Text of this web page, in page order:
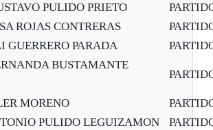
PULIDO PRIETO
ROJAS CONTRERAS
GUERRERO PARADA
BUSTAMANTE
MORENO
PULIDO LEGUIZAMON